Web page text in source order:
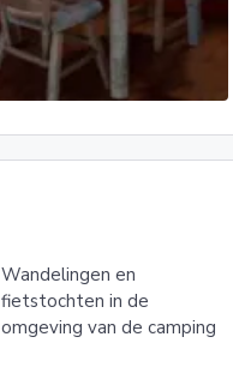
Wandelingen en
fietstochten in de
omgeving van de camping